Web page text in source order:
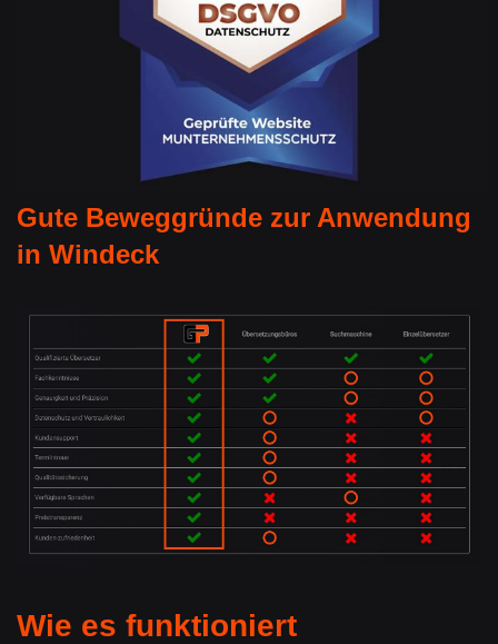
Gute Beweggründe zur Anwendung
in Windeck
Wie es funktioniert